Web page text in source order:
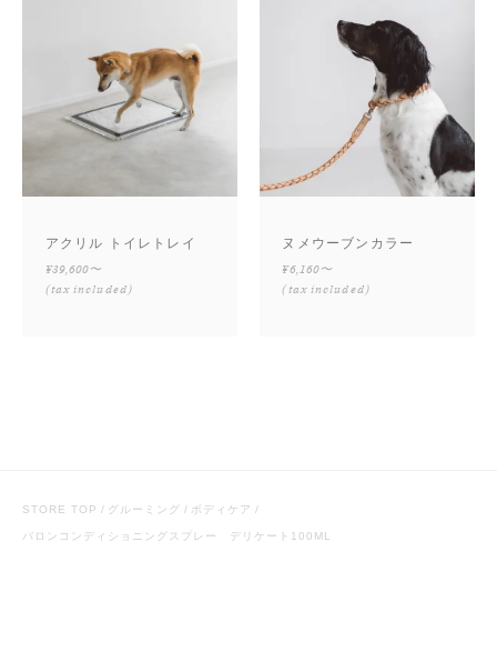
アクリル トイレトレイ
¥39,600〜
(tax included)
ヌメウーブンカラー
¥6,160〜
(tax included)
STORE TOP グルーミング ボディケア
バロンコンディショニングスプレー デリケート100ML